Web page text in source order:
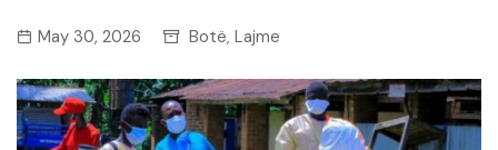
May 30, 2026 Botë, Lajme